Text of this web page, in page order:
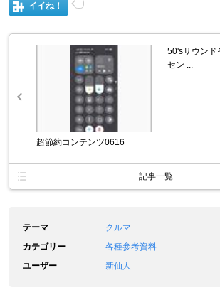
イイね！
超節約コンテンツ0616
50'sサウンド
セン ...
記事一覧
テーマ
クルマ
カテゴリー
各種参考資料
ユーザー
新仙人